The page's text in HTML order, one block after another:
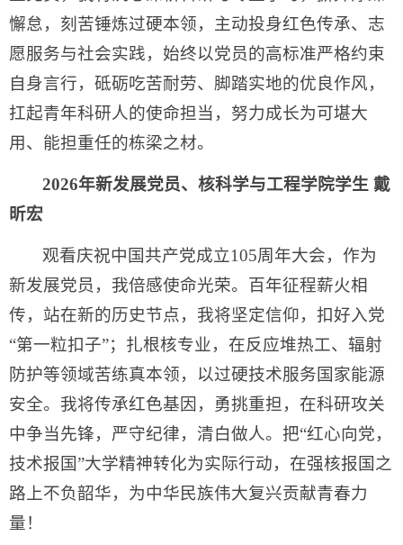
懈怠，刻苦锤炼过硬本领，主动投身红色传承、志
愿服务与社会实践，始终以党员的高标准严格约束
自身言行，砥砺吃苦耐劳、脚踏实地的优良作风，
扛起青年科研人的使命担当，努力成长为可堪大
用、能担重任的栋梁之材。
2026年新发展党员、核科学与工程学院学生 戴
昕宏
观看庆祝中国共产党成立105周年大会，作为
新发展党员，我倍感使命光荣。百年征程薪火相
传，站在新的历史节点，我将坚定信仰，扣好入党
“第一粒扣子”；扎根核专业，在反应堆热工、辐射
防护等领域苦练真本领，以过硬技术服务国家能源
安全。我将传承红色基因，勇挑重担，在科研攻关
中争当先锋，严守纪律，清白做人。把“红心向党，
技术报国”大学精神转化为实际行动，在强核报国之
路上不负韶华，为中华民族伟大复兴贡献青春力
量！